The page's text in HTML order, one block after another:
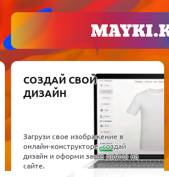
СОЗДАЙ СВОЙ
ДИЗАЙН
Загрузи свое изображение в
онлайн-конструкторе, создай
дизайн и оформи заказ прямо на
сайте.